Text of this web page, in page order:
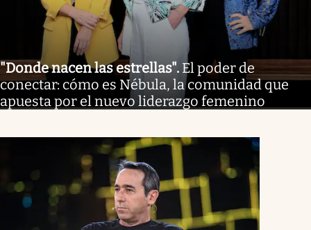
"Donde nacen las estrellas". El poder de
conectar: cómo es Nébula, la comunidad que
apuesta por el nuevo liderazgo femenino